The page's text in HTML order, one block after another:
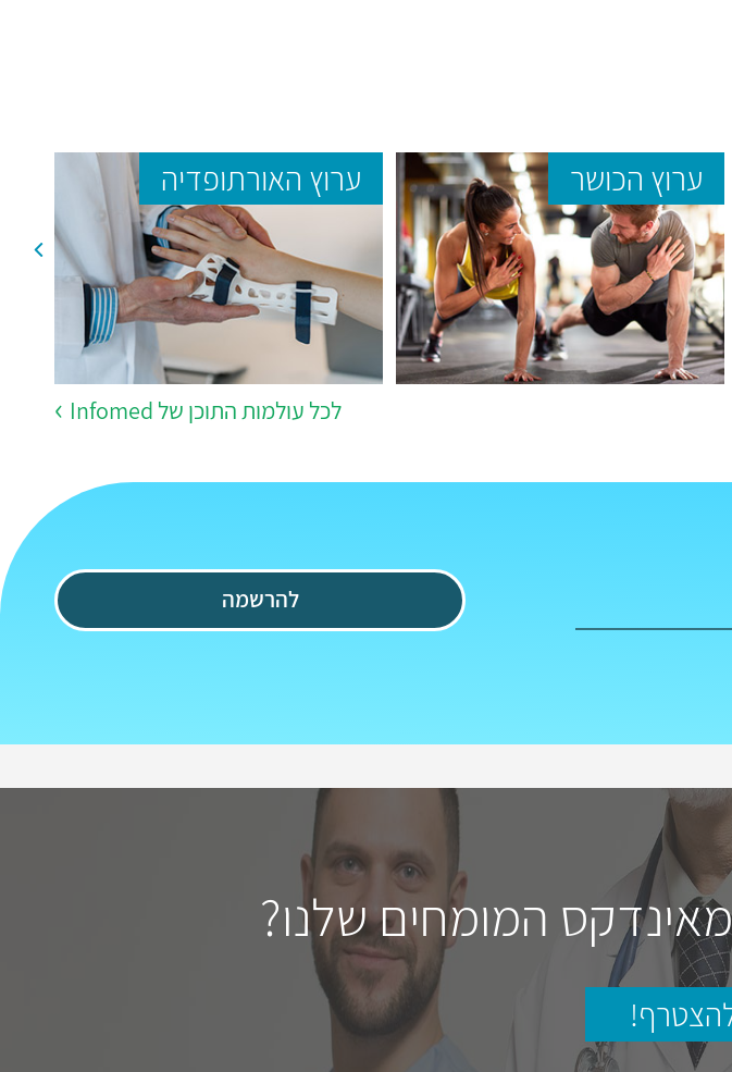
ערוץ הכושר ערוץ האורתופדיה
לכל עולמות התוכן של Infomed
להרשמה
המומחים שלנו?